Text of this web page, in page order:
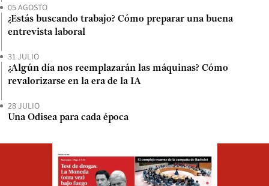
05 AGOSTO
¿Estás buscando trabajo? Cómo preparar una buena
entrevista laboral
31 JULIO
¿Algún día nos reemplazarán las máquinas? Cómo
revalorizarse en la era de la IA
28 JULIO
Una Odisea para cada época